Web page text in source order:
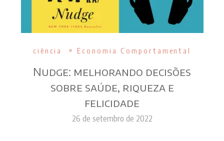
ciência Economia Comportamental
Nudge: melhorando decisões
sobre saúde, riqueza e
felicidade
26 de setembro de 2022